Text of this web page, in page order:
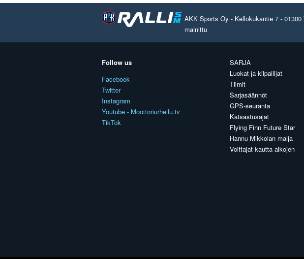
AKK Sports Oy - Kellokukantie 7 -
mainittu
Follow us
Facebook
Twitter
Instagram
Youtube - Moottoriurheilu.tv
TikTok
SARJA
Luokat ja kilpailijat
Tiimit
Sarjasäännöt
GPS-seuranta
Katsastusajat
Flying Finn Future Star
Hannu Mikkolan malja
Voittajat kautta aikojen